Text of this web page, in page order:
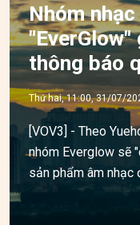
Nhóm
thông báo
Thứ hai, 11:00, 31/07/
[VOV3] - Theo
nhóm Everglow sẽ
sản phẩm âm nhạc